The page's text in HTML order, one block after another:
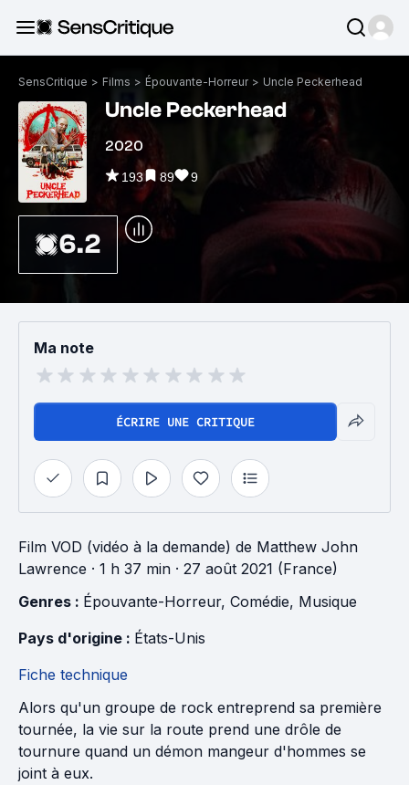
SensCritique > Films > Épouvante-Horreur > Uncle Peckerhead
Uncle Peckerhead
2020
193 89 9
6.2
Ma note
ÉCRIRE UNE CRITIQUE
Film VOD (vidéo à la demande) de Matthew John
Lawrence · 1 h 37 min · 27 août 2021 (France)
Genres : Épouvante-Horreur, Comédie, Musique
Pays d'origine : États-Unis
Fiche technique
Alors qu'un groupe de rock entreprend sa première
tournée, la vie sur la route prend une drôle de
tournure quand un démon mangeur d'hommes se
joint à eux.